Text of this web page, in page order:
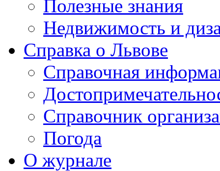
Полезные знания
Недвижимость и
Справка о Львове
Справочная
Справочник
Погода
О журнале